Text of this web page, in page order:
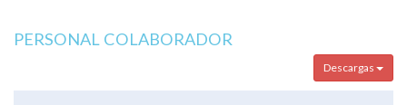
PERSONAL COLABORADOR
Descargas